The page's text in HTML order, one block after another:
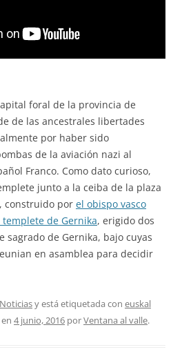
foral de la provincia de
de las ancestrales libertades
por haber sido
de la aviación nazi al
Franco. Como dato curioso,
junto a la ceiba de la plaza
construido por el obispo vasco
de Gernika, erigido dos
sagrado de Gernika, bajo cuyas
en asamblea para decidir
Noticiasy está etiquetada con euskal
en 4 junio, 2016 porVentana al valle.